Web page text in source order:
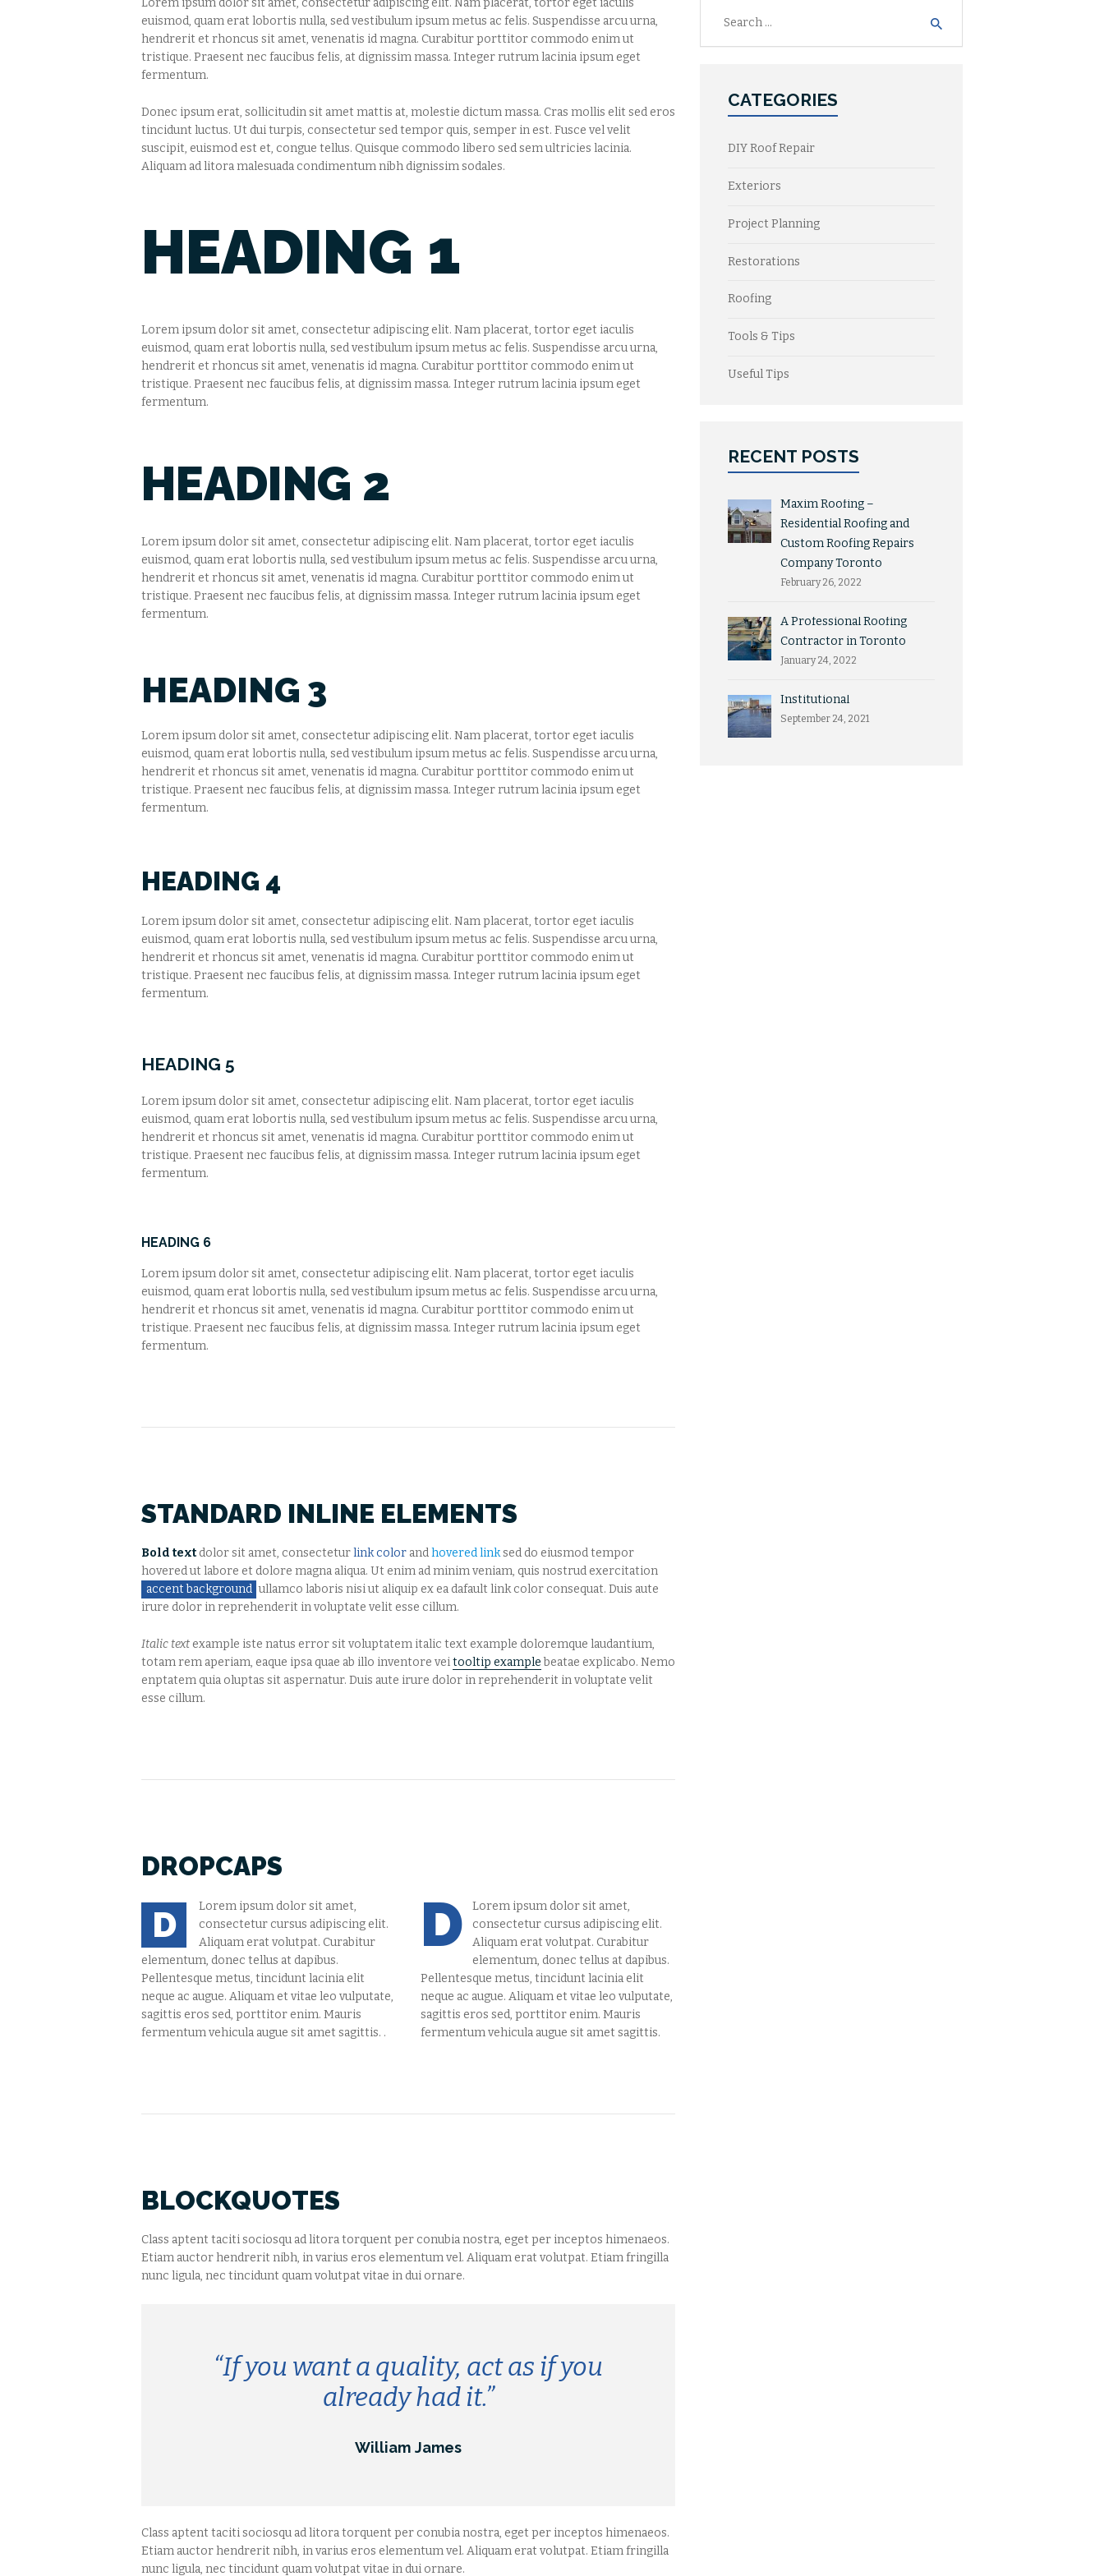
Lorem ipsum dolor sit amet, consectetur adipiscing elit. Nam placerat, tortor eget iaculis
euismod, quam erat lobortis nulla, sed vestibulum ipsum metus ac felis. Suspendisse arcu urna,
hendrerit et rhoncus sit amet, venenatis id magna. Curabitur porttitor commodo enim ut
tristique. Praesent nec faucibus felis, at dignissim massa. Integer rutrum lacinia ipsum eget
fermentum.
Donec ipsum erat, sollicitudin sit amet mattis at, molestie dictum massa. Cras mollis elit sed eros
tincidunt luctus. Ut dui turpis, consectetur sed tempor quis, semper in est. Fusce vel velit
suscipit, euismod est et, congue tellus. Quisque commodo libero sed sem ultricies lacinia.
Aliquam ad litora malesuada condimentum nibh dignissim sodales.
HEADING 1
Lorem ipsum dolor sit amet, consectetur adipiscing elit. Nam placerat, tortor eget iaculis
euismod, quam erat lobortis nulla, sed vestibulum ipsum metus ac felis. Suspendisse arcu urna,
hendrerit et rhoncus sit amet, venenatis id magna. Curabitur porttitor commodo enim ut
tristique. Praesent nec faucibus felis, at dignissim massa. Integer rutrum lacinia ipsum eget
fermentum.
HEADING 2
Lorem ipsum dolor sit amet, consectetur adipiscing elit. Nam placerat, tortor eget iaculis
euismod, quam erat lobortis nulla, sed vestibulum ipsum metus ac felis. Suspendisse arcu urna,
hendrerit et rhoncus sit amet, venenatis id magna. Curabitur porttitor commodo enim ut
tristique. Praesent nec faucibus felis, at dignissim massa. Integer rutrum lacinia ipsum eget
fermentum.
HEADING 3
Lorem ipsum dolor sit amet, consectetur adipiscing elit. Nam placerat, tortor eget iaculis
euismod, quam erat lobortis nulla, sed vestibulum ipsum metus ac felis. Suspendisse arcu urna,
hendrerit et rhoncus sit amet, venenatis id magna. Curabitur porttitor commodo enim ut
tristique. Praesent nec faucibus felis, at dignissim massa. Integer rutrum lacinia ipsum eget
fermentum.
HEADING 4
Lorem ipsum dolor sit amet, consectetur adipiscing elit. Nam placerat, tortor eget iaculis
euismod, quam erat lobortis nulla, sed vestibulum ipsum metus ac felis. Suspendisse arcu urna,
hendrerit et rhoncus sit amet, venenatis id magna. Curabitur porttitor commodo enim ut
tristique. Praesent nec faucibus felis, at dignissim massa. Integer rutrum lacinia ipsum eget
fermentum.
HEADING 5
Lorem ipsum dolor sit amet, consectetur adipiscing elit. Nam placerat, tortor eget iaculis
euismod, quam erat lobortis nulla, sed vestibulum ipsum metus ac felis. Suspendisse arcu urna,
hendrerit et rhoncus sit amet, venenatis id magna. Curabitur porttitor commodo enim ut
tristique. Praesent nec faucibus felis, at dignissim massa. Integer rutrum lacinia ipsum eget
fermentum.
HEADING 6
Lorem ipsum dolor sit amet, consectetur adipiscing elit. Nam placerat, tortor eget iaculis
euismod, quam erat lobortis nulla, sed vestibulum ipsum metus ac felis. Suspendisse arcu urna,
hendrerit et rhoncus sit amet, venenatis id magna. Curabitur porttitor commodo enim ut
tristique. Praesent nec faucibus felis, at dignissim massa. Integer rutrum lacinia ipsum eget
fermentum.
STANDARD INLINE ELEMENTS
Bold text dolor sit amet, consecteturlink color andhovered linksed do eiusmod tempor
hovered ut labore et dolore magna aliqua. Ut enim ad minim veniam, quis nostrud exercitation
accent background ullamco laboris nisi ut aliquip ex ea dafault link color consequat. Duis aute
irure dolor in reprehenderit in voluptate velit esse cillum.
Italic text example iste natus error sit voluptatem italic text example doloremque laudantium,
totam rem aperiam, eaque ipsa quae ab illo inventore veitooltip examplebeatae explicabo. Nemo
enptatem quia oluptas sit aspernatur. Duis aute irure dolor in reprehenderit in voluptate velit
esse cillum.
DROPCAPS
D
Lorem ipsum dolor sit amet,
consectetur cursus adipiscing elit.
Aliquam erat volutpat. Curabitur
elementum, donec tellus at dapibus.
Pellentesque metus, tincidunt lacinia elit
neque ac augue. Aliquam et vitae leo vulputate,
sagittis eros sed, porttitor enim. Mauris
fermentum vehicula augue sit amet sagittis. .
D
Lorem ipsum dolor sit amet,
consectetur cursus adipiscing elit.
Aliquam erat volutpat. Curabitur
elementum, donec tellus at dapibus.
Pellentesque metus, tincidunt lacinia elit
neque ac augue. Aliquam et vitae leo vulputate,
sagittis eros sed, porttitor enim. Mauris
fermentum vehicula augue sit amet sagittis.
BLOCKQUOTES
Class aptent taciti sociosqu ad litora torquent per conubia nostra, eget per inceptos himenaeos.
Etiam auctor hendrerit nibh, in varius eros elementum vel. Aliquam erat volutpat. Etiam fringilla
nunc ligula, nec tincidunt quam volutpat vitae in dui ornare.
“If you want a quality, act as if you
already had it.”
William James
Class aptent taciti sociosqu ad litora torquent per conubia nostra, eget per inceptos himenaeos.
Etiam auctor hendrerit nibh, in varius eros elementum vel. Aliquam erat volutpat. Etiam fringilla
nunc ligula, nec tincidunt quam volutpat vitae in dui ornare.
CATEGORIES
DIY Roof Repair
Exteriors
Project Planning
Restorations
Roofing
Tools & Tips
Useful Tips
RECENT POSTS
Maxim Roofing –
Residential Roofing and
Custom Roofing Repairs
Company Toronto
February 26, 2022
A Professional Roofing
Contractor in Toronto
January 24, 2022
Institutional
September 24, 2021